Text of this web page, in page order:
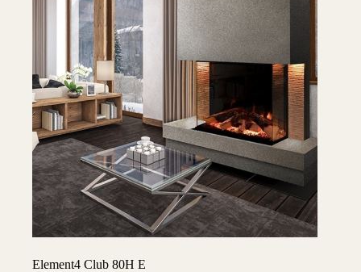
Element4 Club 80H E